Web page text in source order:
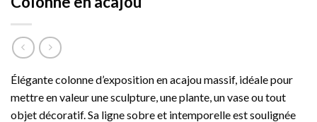
Élégante colonne d’exposition en acajou massif, idéale pour
mettre en valeur une sculpture, une plante, un vase ou tout
objet décoratif. Sa ligne sobre et intemporelle est soulignée